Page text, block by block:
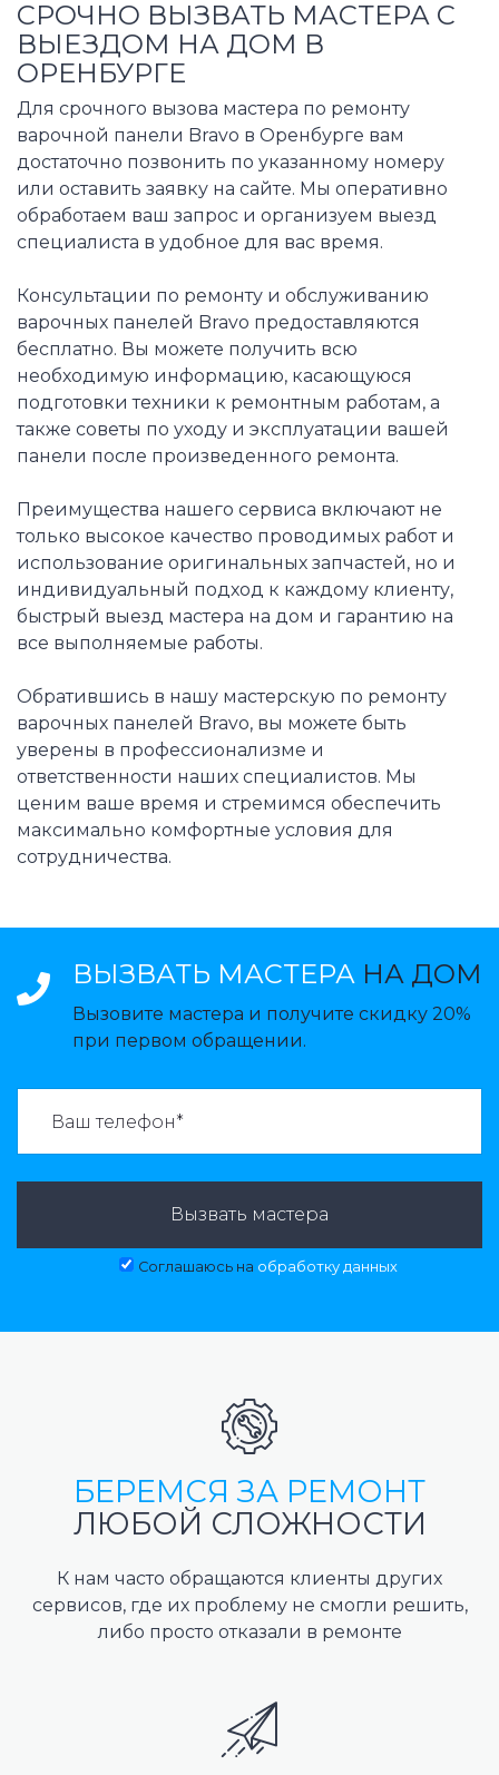
СРОЧНО ВЫЗВАТЬ МАСТЕРА С
ВЫЕЗДОМ НА ДОМ В
ОРЕНБУРГЕ
Для срочного вызова мастера по ремонту
варочной панели Bravo в Оренбурге вам
достаточно позвонить по указанному номеру
или оставить заявку на сайте. Мы оперативно
обработаем ваш запрос и организуем выезд
специалиста в удобное для вас время.
Консультации по ремонту и обслуживанию
варочных панелей Bravo предоставляются
бесплатно. Вы можете получить всю
необходимую информацию, касающуюся
подготовки техники к ремонтным работам, а
также советы по уходу и эксплуатации вашей
панели после произведенного ремонта.
Преимущества нашего сервиса включают не
только высокое качество проводимых работ и
использование оригинальных запчастей, но и
индивидуальный подход к каждому клиенту,
быстрый выезд мастера на дом и гарантию на
все выполняемые работы.
Обратившись в нашу мастерскую по ремонту
варочных панелей Bravo, вы можете быть
уверены в профессионализме и
ответственности наших специалистов. Мы
ценим ваше время и стремимся обеспечить
максимально комфортные условия для
сотрудничества.
ВЫЗВАТЬ МАСТЕРА НА ДОМ
Вызовите мастера и получите скидку 20%
при первом обращении.
Вызвать мастера
Соглашаюсь на обработку данных
БЕРЕМСЯ ЗА РЕМОНТ
ЛЮБОЙ СЛОЖНОСТИ
К нам часто обращаются клиенты других
сервисов, где их проблему не смогли решить,
либо просто отказали в ремонте